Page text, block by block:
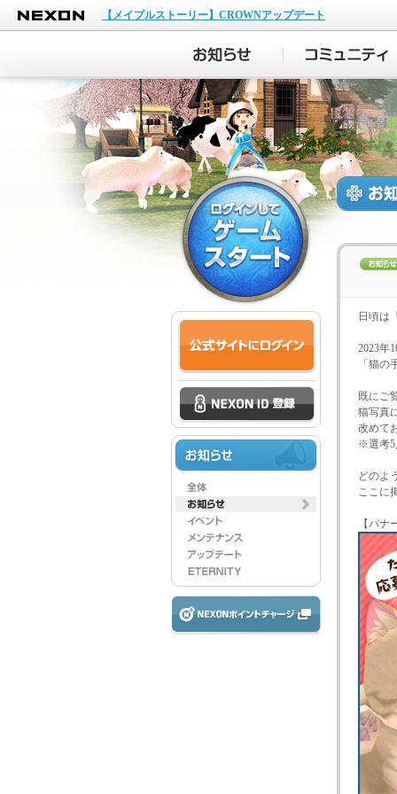
NEXON
【メイプルストーリー】CROWNアップデート
日頃は
2023年
「猫
既にご
猫写真
改めて
※選考5
どのよ
ここに
【バナ